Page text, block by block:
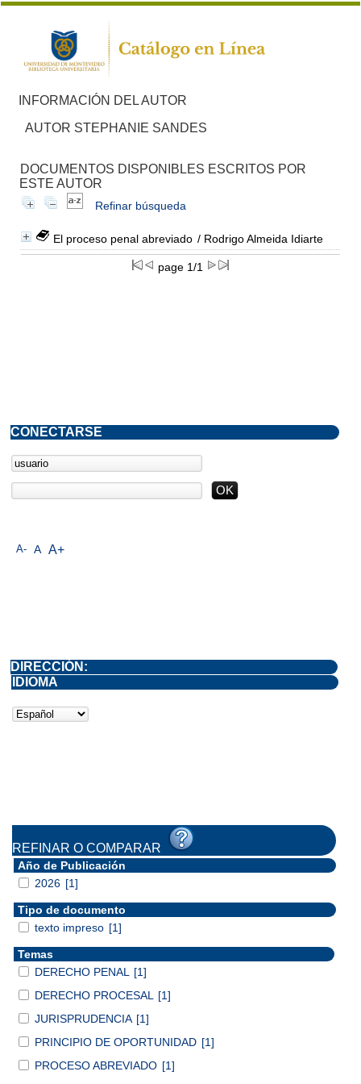
INFORMACIÓN DEL AUTOR
AUTOR STEPHANIE SANDES
DOCUMENTOS DISPONIBLES ESCRITOS POR
ESTE AUTOR
Refinar búsqueda
El proceso penal abreviado / Rodrigo Almeida Idiarte
page 1/1
A- A A+
CONECTARSE
DIRECCIÓN:
IDIOMA
REFINAR O COMPARAR
Año de Publicación
2026 [1]
Tipo de documento
texto impreso [1]
Temas
DERECHO PENAL
[1]
DERECHO PROCESAL
[1]
JURISPRUDENCIA [1]
PRINCIPIO DE OPORTUNIDAD [1]
PROCESO ABREVIADO [1]